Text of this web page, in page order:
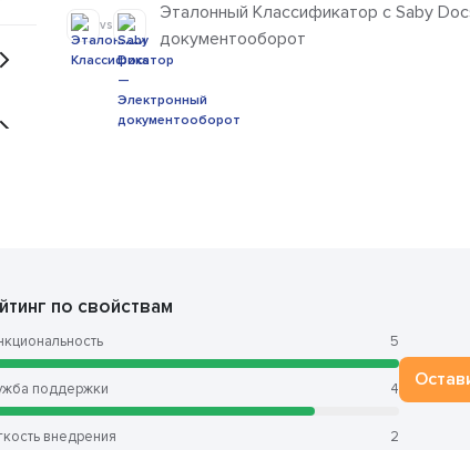
vs
Эталонный Классификатор с Saby
документооборот
по свойствам
5
поддержки 4
внедрения 2